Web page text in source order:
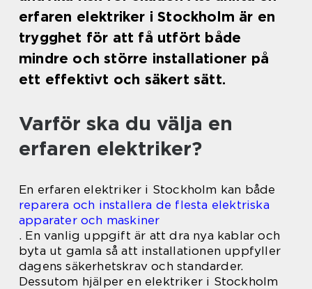
erfaren elektriker i Stockholm är en
trygghet för att få utfört både
mindre och större installationer på
ett effektivt och säkert sätt.
Varför ska du välja en
erfaren elektriker?
En erfaren elektriker i Stockholm kan både
reparera och installera de flesta elektriska
apparater och maskiner
. En vanlig uppgift är att dra nya kablar och
byta ut gamla så att installationen uppfyller
dagens säkerhetskrav och standarder.
Dessutom hjälper en elektriker i Stockholm